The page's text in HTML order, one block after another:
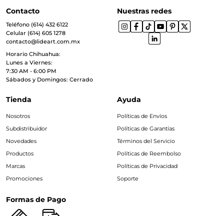
Contacto
Teléfono (614) 432 6122
Celular (614) 605 1278
contacto@lideart.com.mx
Horario Chihuahua:
Lunes a Viernes:
7:30 AM - 6:00 PM
Sábados y Domingos: Cerrado
Nuestras redes
Tienda
Nosotros
Subdistribuidor
Novedades
Productos
Marcas
Promociones
Ayuda
Políticas de Envíos
Políticas de Garantías
Términos del Servicio
Políticas de Reembolso
Políticas de Privacidad
Soporte
Formas de Pago